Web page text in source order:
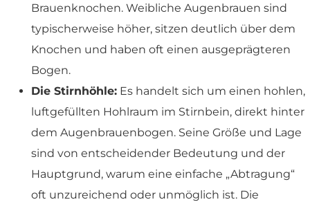
Brauenknochen. Weibliche Augenbrauen sind
typischerweise höher, sitzen deutlich über dem
Knochen und haben oft einen ausgeprägteren
Bogen.
Die Stirnhöhle: Es handelt sich um einen hohlen,
luftgefüllten Hohlraum im Stirnbein, direkt hinter
dem Augenbrauenbogen. Seine Größe und Lage
sind von entscheidender Bedeutung und der
Hauptgrund, warum eine einfache „Abtragung“
oft unzureichend oder unmöglich ist. Die